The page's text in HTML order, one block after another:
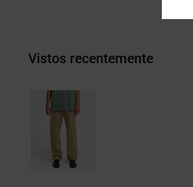
Vistos recentemente